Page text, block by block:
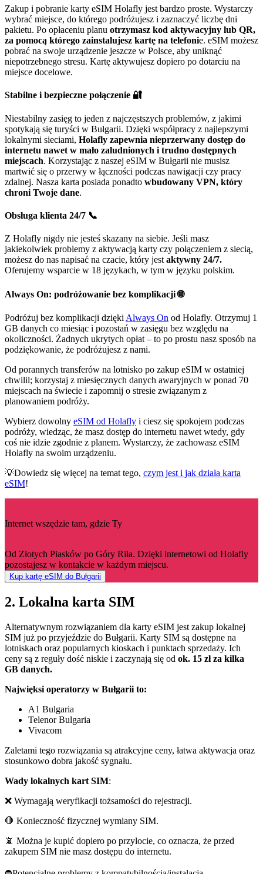
Zakup i pobranie karty eSIM Holafly jest bardzo proste. Wystarczy
wybrać miejsce, do którego podróżujesz i zaznaczyć liczbę dni
pakietu. Po opłaceniu planu otrzymasz kod aktywacyjny lub QR,
za pomocą którego zainstalujesz kartę na telefonie. eSIM możesz
pobrać na swoje urządzenie jeszcze w Polsce, aby uniknąć
niepotrzebnego stresu. Kartę aktywujesz dopiero po dotarciu na
miejsce docelowe.
Stabilne i bezpieczne połączenie 🔐
Niestabilny zasięg to jeden z najczęstszych problemów, z jakimi
spotykają się turyści w Bułgarii. Dzięki współpracy z najlepszymi
lokalnymi sieciami, Holafly zapewnia nieprzerwany dostęp do
internetu nawet w mało zaludnionych i trudno dostępnych
miejscach. Korzystając z naszej eSIM w Bułgarii nie musisz
martwić się o przerwy w łączności podczas nawigacji czy pracy
zdalnej. Nasza karta posiada ponadto wbudowany VPN, który
chroni Twoje dane.
Obsługa klienta 24/7 📞
Z Holafly nigdy nie jesteś skazany na siebie. Jeśli masz
jakiekolwiek problemy z aktywacją karty czy połączeniem z siecią,
możesz do nas napisać na czacie, który jest aktywny 24/7.
Oferujemy wsparcie w 18 językach, w tym w języku polskim.
Always On: podróżowanie bez komplikacji 🌐
Podróżuj bez komplikacji dzięki Always On od Holafly. Otrzymuj 1
GB danych co miesiąc i pozostań w zasięgu bez względu na
okoliczności. Żadnych ukrytych opłat – to po prostu nasz sposób na
podziękowanie, że podróżujesz z nami.
Od porannych transferów na lotnisko po zakup eSIM w ostatniej
chwilil; korzystaj z miesięcznych danych awaryjnych w ponad 70
miejscach na świecie i zapomnij o stresie związanym z
planowaniem podróży.
Wybierz dowolny eSIM od Holafly i ciesz się spokojem podczas
podróży, wiedząc, że masz dostęp do internetu nawet wtedy, gdy
coś nie idzie zgodnie z planem. Wystarczy, że zachowasz eSIM
Holafly na swoim urządzeniu.
💡Dowiedz się więcej na temat tego, czym jest i jak działa karta
eSIM!
Internet wszędzie tam, gdzie Ty
Od Złotych Piasków po Góry Riła. Dzięki internetowi od Holafly
pozostajesz w kontakcie w każdym miejscu.
Kup kartę eSIM do Bułgarii
2. Lokalna karta SIM
Alternatywnym rozwiązaniem dla karty eSIM jest zakup lokalnej
SIM już po przyjeździe do Bułgarii. Karty SIM są dostępne na
lotniskach oraz popularnych kioskach i punktach sprzedaży. Ich
ceny są z reguły dość niskie i zaczynają się od ok. 15 zł za kilka
GB danych.
Najwięksi operatorzy w Bułgarii to:
A1 Bulgaria
Telenor Bulgaria
Vivacom
Zaletami tego rozwiązania są atrakcyjne ceny, łatwa aktywacja oraz
stosunkowo dobra jakość sygnału.
Wady lokalnych kart SIM:
❌ Wymagają weryfikacji tożsamości do rejestracji.
🛑 Konieczność fizycznej wymiany SIM.
📵 Można je kupić dopiero po przylocie, co oznacza, że przed
zakupem SIM nie masz dostępu do internetu.